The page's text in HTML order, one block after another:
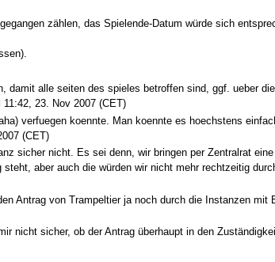
zählen, das Spielende-Datum würde sich
damit alle seiten des spieles betroffen sind, ggf. ueber
11:42, 23. Nov 2007 (CET)
verfuegen koennte. Man koennte es hoechstens
(CET)
sicher nicht. Es sei denn, wir bringen per Zentralrat
aber auch die würden wir nicht mehr rechtzeitig
Antrag von Trampeltier ja noch durch die Instanzen mit
nicht sicher, ob der Antrag überhaupt in den